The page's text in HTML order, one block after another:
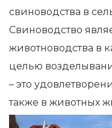
свиноводства в
Свиноводство
животноводства в
целью
– это
также в животных